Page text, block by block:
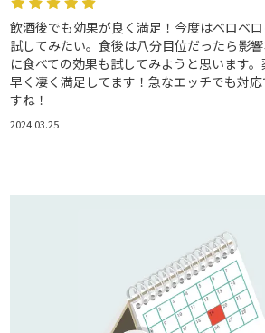
飲酒後でも効果が良く満足！今度はベロベ
試してみたい。食後は八分目位だったら影
に食べての効果も試してみようと思います
早く凄く満足してます！急なエッチでも対
すね！
2024.03.25